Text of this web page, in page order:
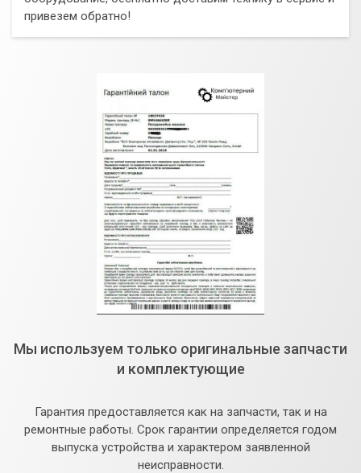
привезем обратно!
Мы используем только оригинальные запчасти
и комплектующие
Гарантия предоставляется как на запчасти, так и на
ремонтные работы. Срок гарантии определяется годом
выпуска устройства и характером заявленной
неисправности.